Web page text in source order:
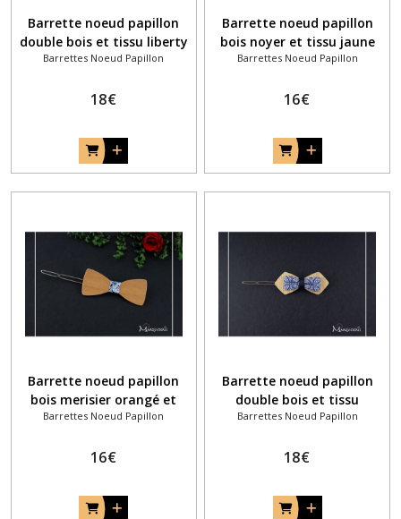
Barrette noeud papillon
double bois et tissu liberty
champêtre
Barrettes Noeud Papillon
18€
Barrette noeud papillon
bois noyer et tissu jaune
Barrettes Noeud Papillon
16€
Barrette noeud papillon
bois merisier orangé et
tissu faux uni bleu
Barrettes Noeud Papillon
16€
Barrette noeud papillon
double bois et tissu
gangatha bleu marine
Barrettes Noeud Papillon
18€